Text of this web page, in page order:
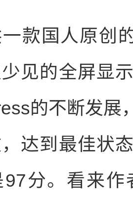
国人原创
见的全屏显
的不断发展
达到最佳状
97分。看来